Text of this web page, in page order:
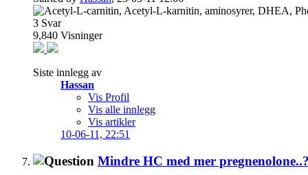
3 Svar
9,840 Visninger
Siste innlegg av
Hassan
Vis Profil
Vis alle innlegg
Vis artikler
10-06-11, 22:51
Mindre HC med mer